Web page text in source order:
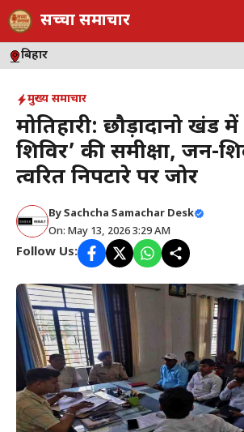
Skip
to
content
सच्चा समाचार
बिहार
मुख्य समाचार
मोतिहारी: छौड़ादानो प्रखंड
शिविर’ की समीक्षा, जन-
त्वरित निपटारे पर जोर
BySachcha Samachar Desk
On: May 13, 2026 3:29 AM
Follow Us: